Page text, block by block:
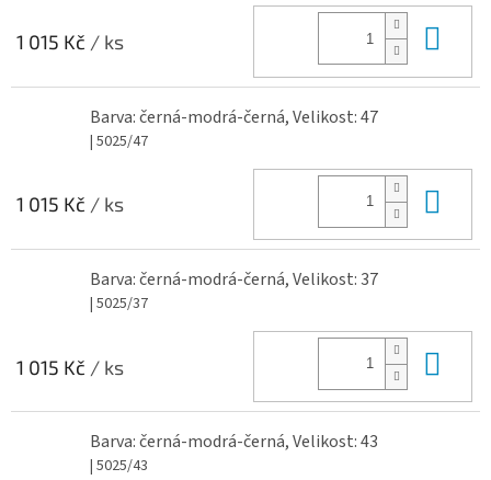
1 015 Kč / ks
Barva: černá-modrá-černá, Velikost: 47
| 5025/47
1 015 Kč / ks
Barva: černá-modrá-černá, Velikost: 37
| 5025/37
1 015 Kč / ks
Barva: černá-modrá-černá, Velikost: 43
| 5025/43